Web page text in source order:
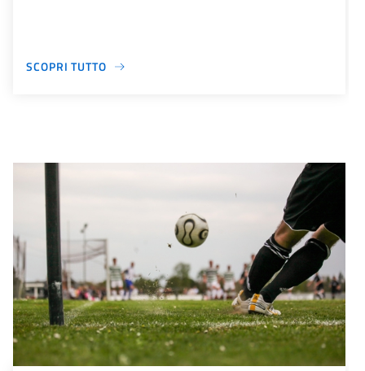
SCOPRI TUTTO